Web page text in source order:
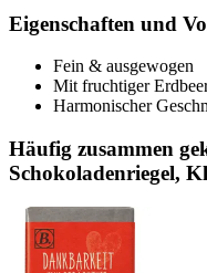
Eigenschaften und
Fein & ausgewogen
Mit fruchtiger
Harmonischer
Häufig zusammen
Schokoladenriegel,